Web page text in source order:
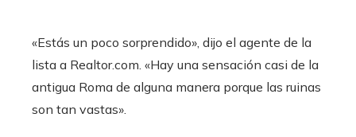
«Estás un poco sorprendido», dijo el agente de la
lista a Realtor.com. «Hay una sensación casi de la
antigua Roma de alguna manera porque las ruinas
son tan vastas».